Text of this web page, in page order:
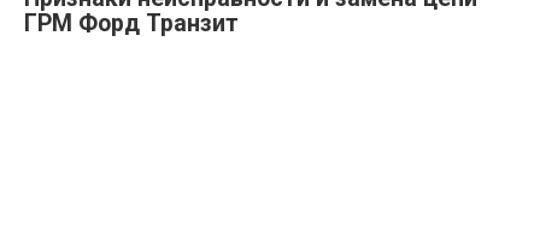
ГРМ Форд Транзит